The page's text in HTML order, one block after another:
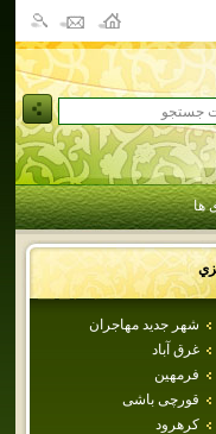
ها
شهر جديد مهاجران
غرق آباد
فرمهين
قورچی باشی
كرهرود